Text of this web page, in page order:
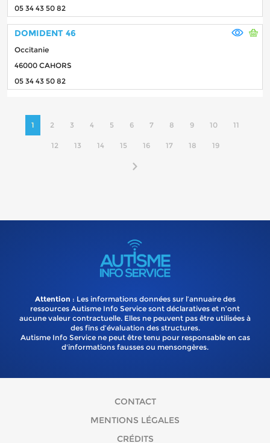
05 34 43 50 82
DOMIDENT 46
Occitanie
46000 CAHORS
05 34 43 50 82
1 2 3 4 5 6 7 8 9 10 11
12 13 14 15 16 17 18 19
Attention : Les informations données sur l’annuaire des
ressources Autisme Info Service sont déclaratives et n’ont
aucune valeur contractuelle. Elles ne peuvent pas être utilisées à
des fins d’évaluation des structures.
Autisme Info Service ne peut être tenu pour responsable en cas
d'informations fausses ou mensongères.
CONTACT
MENTIONS LÉGALES
CRÉDITS